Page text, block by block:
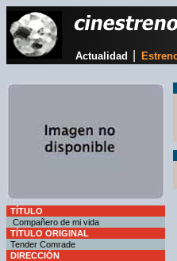
Actualidad
TÍTULO
Compañero de mi vida
TÍTULO ORIGINAL
Tender Comrade
DIRECCIÓN